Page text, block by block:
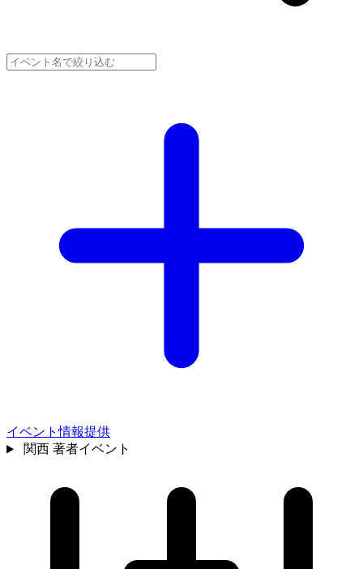
イベント情報提供
関西 著者イベント